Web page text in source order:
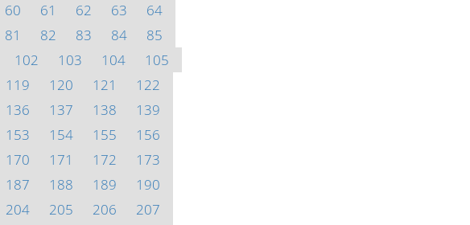
60 61 62 63
64
81 82 83 84
85
102 103 104
105
119 120 121
122
136 137 138
139
153 154 155
156
170 171 172
173
187 188 189
190
204 205 206 207